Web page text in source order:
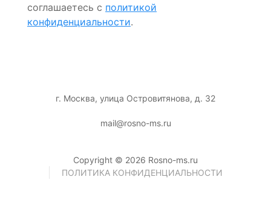
соглашаетесь с политикой
конфиденциальности.
г. Москва, улица Островитянова, д. 32
mail@rosno-ms.ru
Copyright © 2026 Rosno-ms.ru
ПОЛИТИКА КОНФИДЕНЦИАЛЬНОСТИ